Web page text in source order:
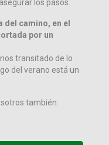
los pasos.
del camino, en el
por un
transitado de lo
del verano está un
también.